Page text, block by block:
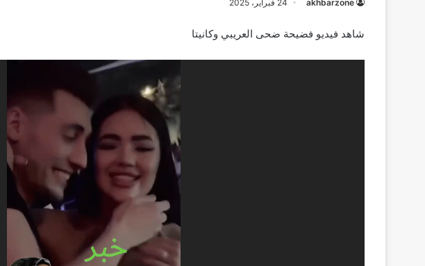
akhbarzone 24 فبراير، 2025
شاهد فيديو فضيحة ضحى العريبي وكانيتا